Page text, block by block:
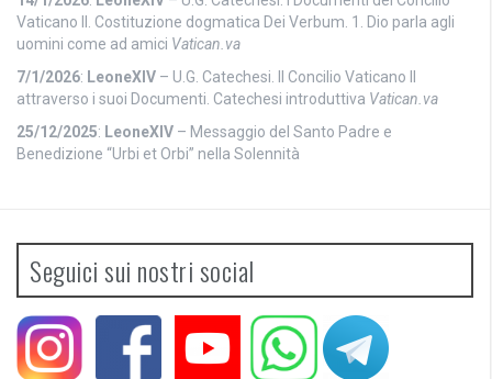
Vaticano II. Costituzione dogmatica Dei Verbum. 1. Dio parla agli
uomini come ad amici Vatican.va
7/1/2026: LeoneXIV – U.G. Catechesi. Il Concilio Vaticano II
attraverso i suoi Documenti. Catechesi introduttiva Vatican.va
25/12/2025: LeoneXIV – Messaggio del Santo Padre e
Benedizione “Urbi et Orbi” nella Solennità
Seguici sui nostri social